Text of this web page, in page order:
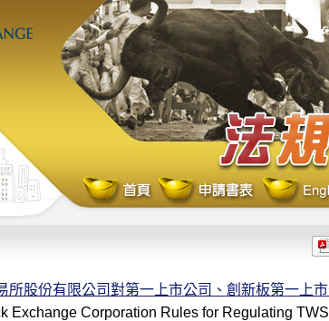
所股份有限公司對第一上市公司、創新板第一上
Exchange Corporation Rules for Regulating